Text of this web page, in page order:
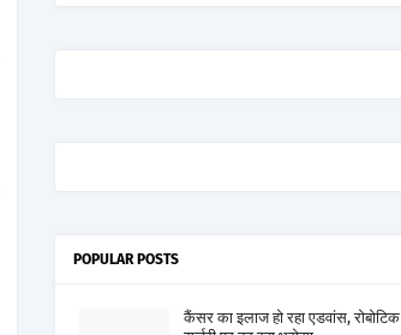
POPULAR POSTS
कैंसर का इलाज हो रहा एडवांस, रोबोटिक